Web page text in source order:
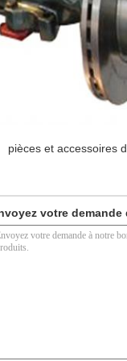
pièces et accessoires
votre